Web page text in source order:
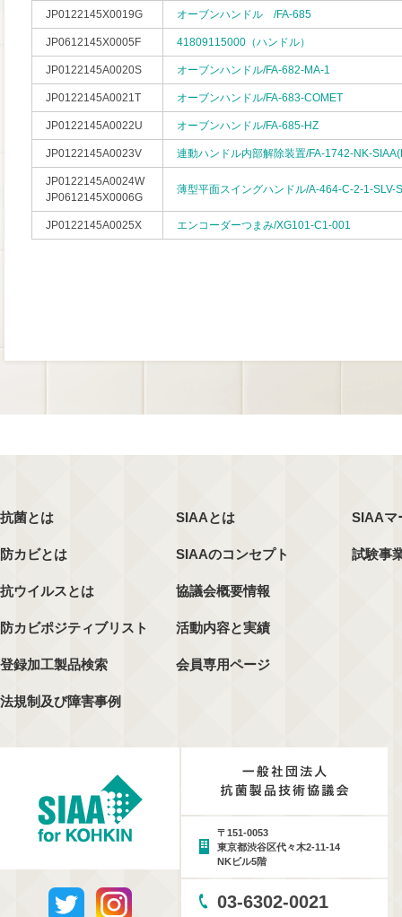
JP0122145X0019G オーブンハンドル /FA-685
JP0612145X0005F 41809115000（ハンドル）
JP0122145A0020S オーブンハンドル/FA-682-MA-1
JP0122145A0021T オーブンハンドル/FA-683-COMET
JP0122145A0022U オーブンハンドル/FA-685-HZ
JP0122145A0023V 連動ハンドル内部解除装置/FA-1742-NK-
JP0122145A0024W
JP0612145X0006G
薄型平面スイングハンドル/A-464-C-2-1-SLV-
JP0122145A0025X エンコーダーつまみ/XG101-C1-001
抗菌とは
防カビとは
抗ウイルスとは
防カビポジティブリスト
登録加工製品検索
法規制及び障害事例
SIAAとは
SIAAのコンセプト
協議会概要情報
活動内容と実績
会員専用ページ
SIAAマ
試験事
〒151-0053
東京都渋谷区代々木2-11-14
NKビル5階
03-6302-0021